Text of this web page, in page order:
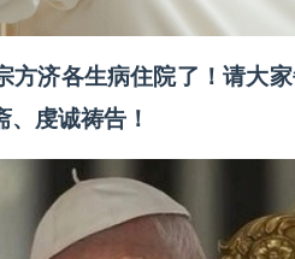
方济各生病住院了！请大
、虔诚祷告！